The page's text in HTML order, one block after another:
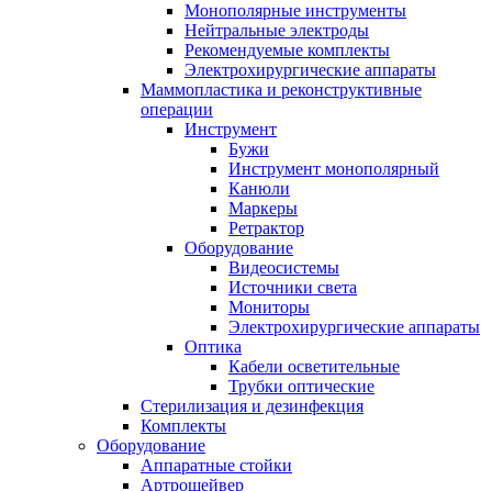
Монополярные инструменты
Нейтральные электроды
Рекомендуемые комплекты
Электрохирургические аппараты
Маммопластика и реконструктивные
операции
Инструмент
Бужи
Инструмент монополярный
Канюли
Маркеры
Ретрактор
Оборудование
Видеосистемы
Источники света
Мониторы
Электрохирургические аппараты
Оптика
Кабели осветительные
Трубки оптические
Стерилизация и дезинфекция
Комплекты
Оборудование
Аппаратные стойки
Артрошейвер